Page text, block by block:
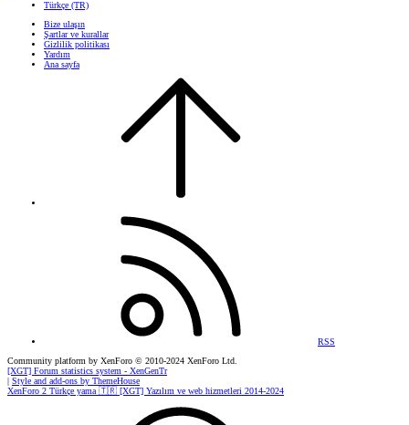
Türkçe (TR)
Bize ulaşın
Şartlar ve kurallar
Gizlilik politikası
Yardım
Ana sayfa
RSS
Community platform by XenForo © 2010-2024 XenForo Ltd.
[XGT] Forum statistics system - XenGenTr
Style and add-ons by ThemeHouse
XenForo 2 Türkçe yama 🇹🇷 [XGT] Yazılım ve web hizmetleri 2014-2024